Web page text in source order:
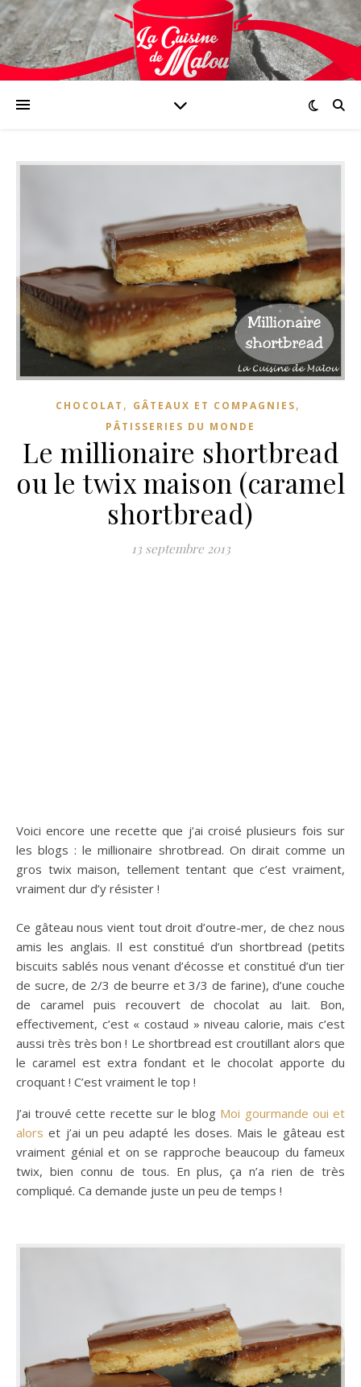
CHOCOLAT , GÂTEAUX ET COMPAGNIES,
PÂTISSERIES DU MONDE
Le millionaire shortbread
ou le twix maison (caramel
shortbread)
13 septembre 2013
Voici encore une recette que j’ai croisé plusieurs fois sur
les blogs : le millionaire shrotbread. On dirait comme un
gros twix maison, tellement tentant que c’est vraiment,
vraiment dur d’y résister !
Ce gâteau nous vient tout droit d’outre-mer, de chez nous
amis les anglais. Il est constitué d’un shortbread (petits
biscuits sablés nous venant d’écosse et constitué d’un tier
de sucre, de 2/3 de beurre et 3/3 de farine), d’une couche
de caramel puis recouvert de chocolat au lait. Bon,
effectivement, c’est « costaud » niveau calorie, mais c’est
aussi très très bon ! Le shortbread est croutillant alors que
le caramel est extra fondant et le chocolat apporte du
croquant ! C’est vraiment le top !
J’ai trouvé cette recette sur le blog Moi gourmande oui et
alors et j’ai un peu adapté les doses. Mais le gâteau est
vraiment génial et on se rapproche beaucoup du fameux
twix, bien connu de tous. En plus, ça n’a rien de très
compliqué. Ca demande juste un peu de temps !